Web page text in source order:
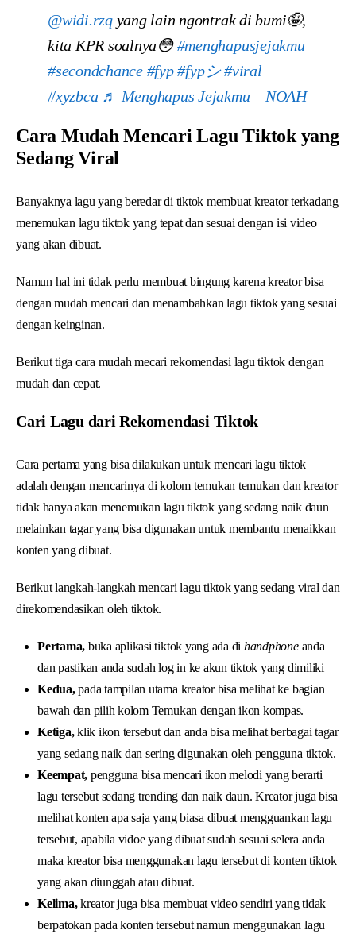
@widi.rzqyang lain ngontrak di bumi🤪,
kita KPR soalnya😳#menghapusjejakmu
#secondchance #fyp #fypシ #viral
#xyzbca ♬ Menghapus Jejakmu – NOAH
Cara Mudah Mencari Lagu Tiktok yang
Sedang Viral
Banyaknya lagu yang beredar di tiktok membuat kreator terkadang
menemukan lagu tiktok yang tepat dan sesuai dengan isi video
yang akan dibuat.
Namun hal ini tidak perlu membuat bingung karena kreator bisa
dengan mudah mencari dan menambahkan lagu tiktok yang sesuai
dengan keinginan.
Berikut tiga cara mudah mecari rekomendasi lagu tiktok dengan
mudah dan cepat.
Cari Lagu dari Rekomendasi Tiktok
Cara pertama yang bisa dilakukan untuk mencari lagu tiktok
adalah dengan mencarinya di kolom temukan temukan dan kreator
tidak hanya akan menemukan lagu tiktok yang sedang naik daun
melainkan tagar yang bisa digunakan untuk membantu menaikkan
konten yang dibuat.
Berikut langkah-langkah mencari lagu tiktok yang sedang viral dan
direkomendasikan oleh tiktok.
Pertama, buka aplikasi tiktok yang ada di handphoneanda
dan pastikan anda sudah log in ke akun tiktok yang dimiliki
Kedua,pada tampilan utama kreator bisa melihat ke bagian
bawah dan pilih kolom Temukan dengan ikon kompas.
Ketiga,klik ikon tersebut dan anda bisa melihat berbagai tagar
yang sedang naik dan sering digunakan oleh pengguna tiktok.
Keempat, pengguna bisa mencari ikon melodi yang berarti
lagu tersebut sedang trending dan naik daun. Kreator juga bisa
melihat konten apa saja yang biasa dibuat mengguankan lagu
tersebut, apabila vidoe yang dibuat sudah sesuai selera anda
maka kreator bisa menggunakan lagu tersebut di konten tiktok
yang akan diunggah atau dibuat.
Kelima,kreator juga bisa membuat video sendiri yang tidak
berpatokan pada konten tersebut namun menggunakan lagu